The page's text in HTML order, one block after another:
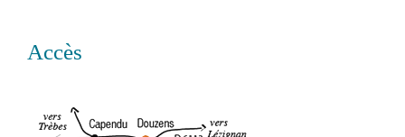
Accès